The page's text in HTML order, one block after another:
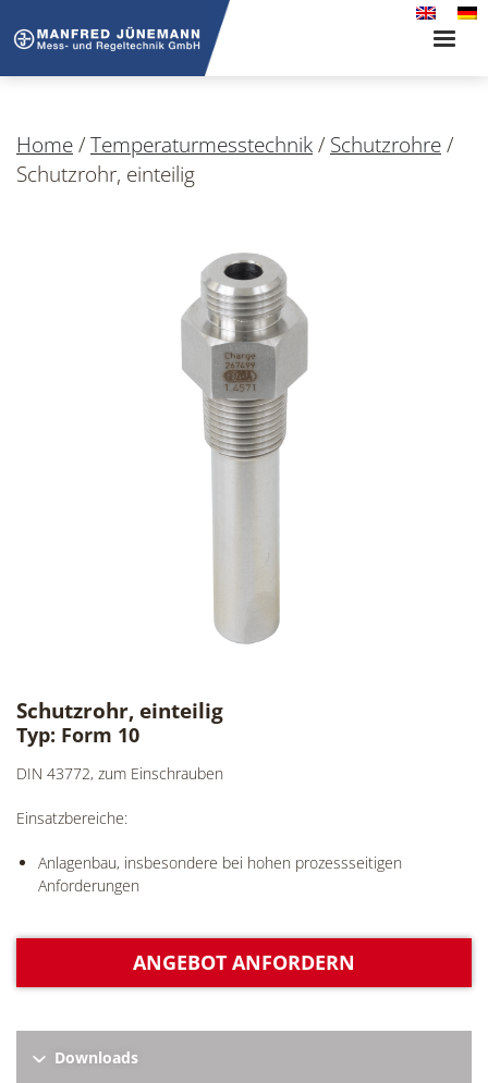
Toggle
Home/Temperaturmesstechnik/ Schutzrohre/
Schutzrohr, einteilig
Schutzrohr, einteilig
Typ: Form 10
DIN 43772, zum Einschrauben
Einsatzbereiche:
Anlagenbau, insbesondere bei hohen prozessseitigen
Anforderungen
ANGEBOT ANFORDERN
Downloads